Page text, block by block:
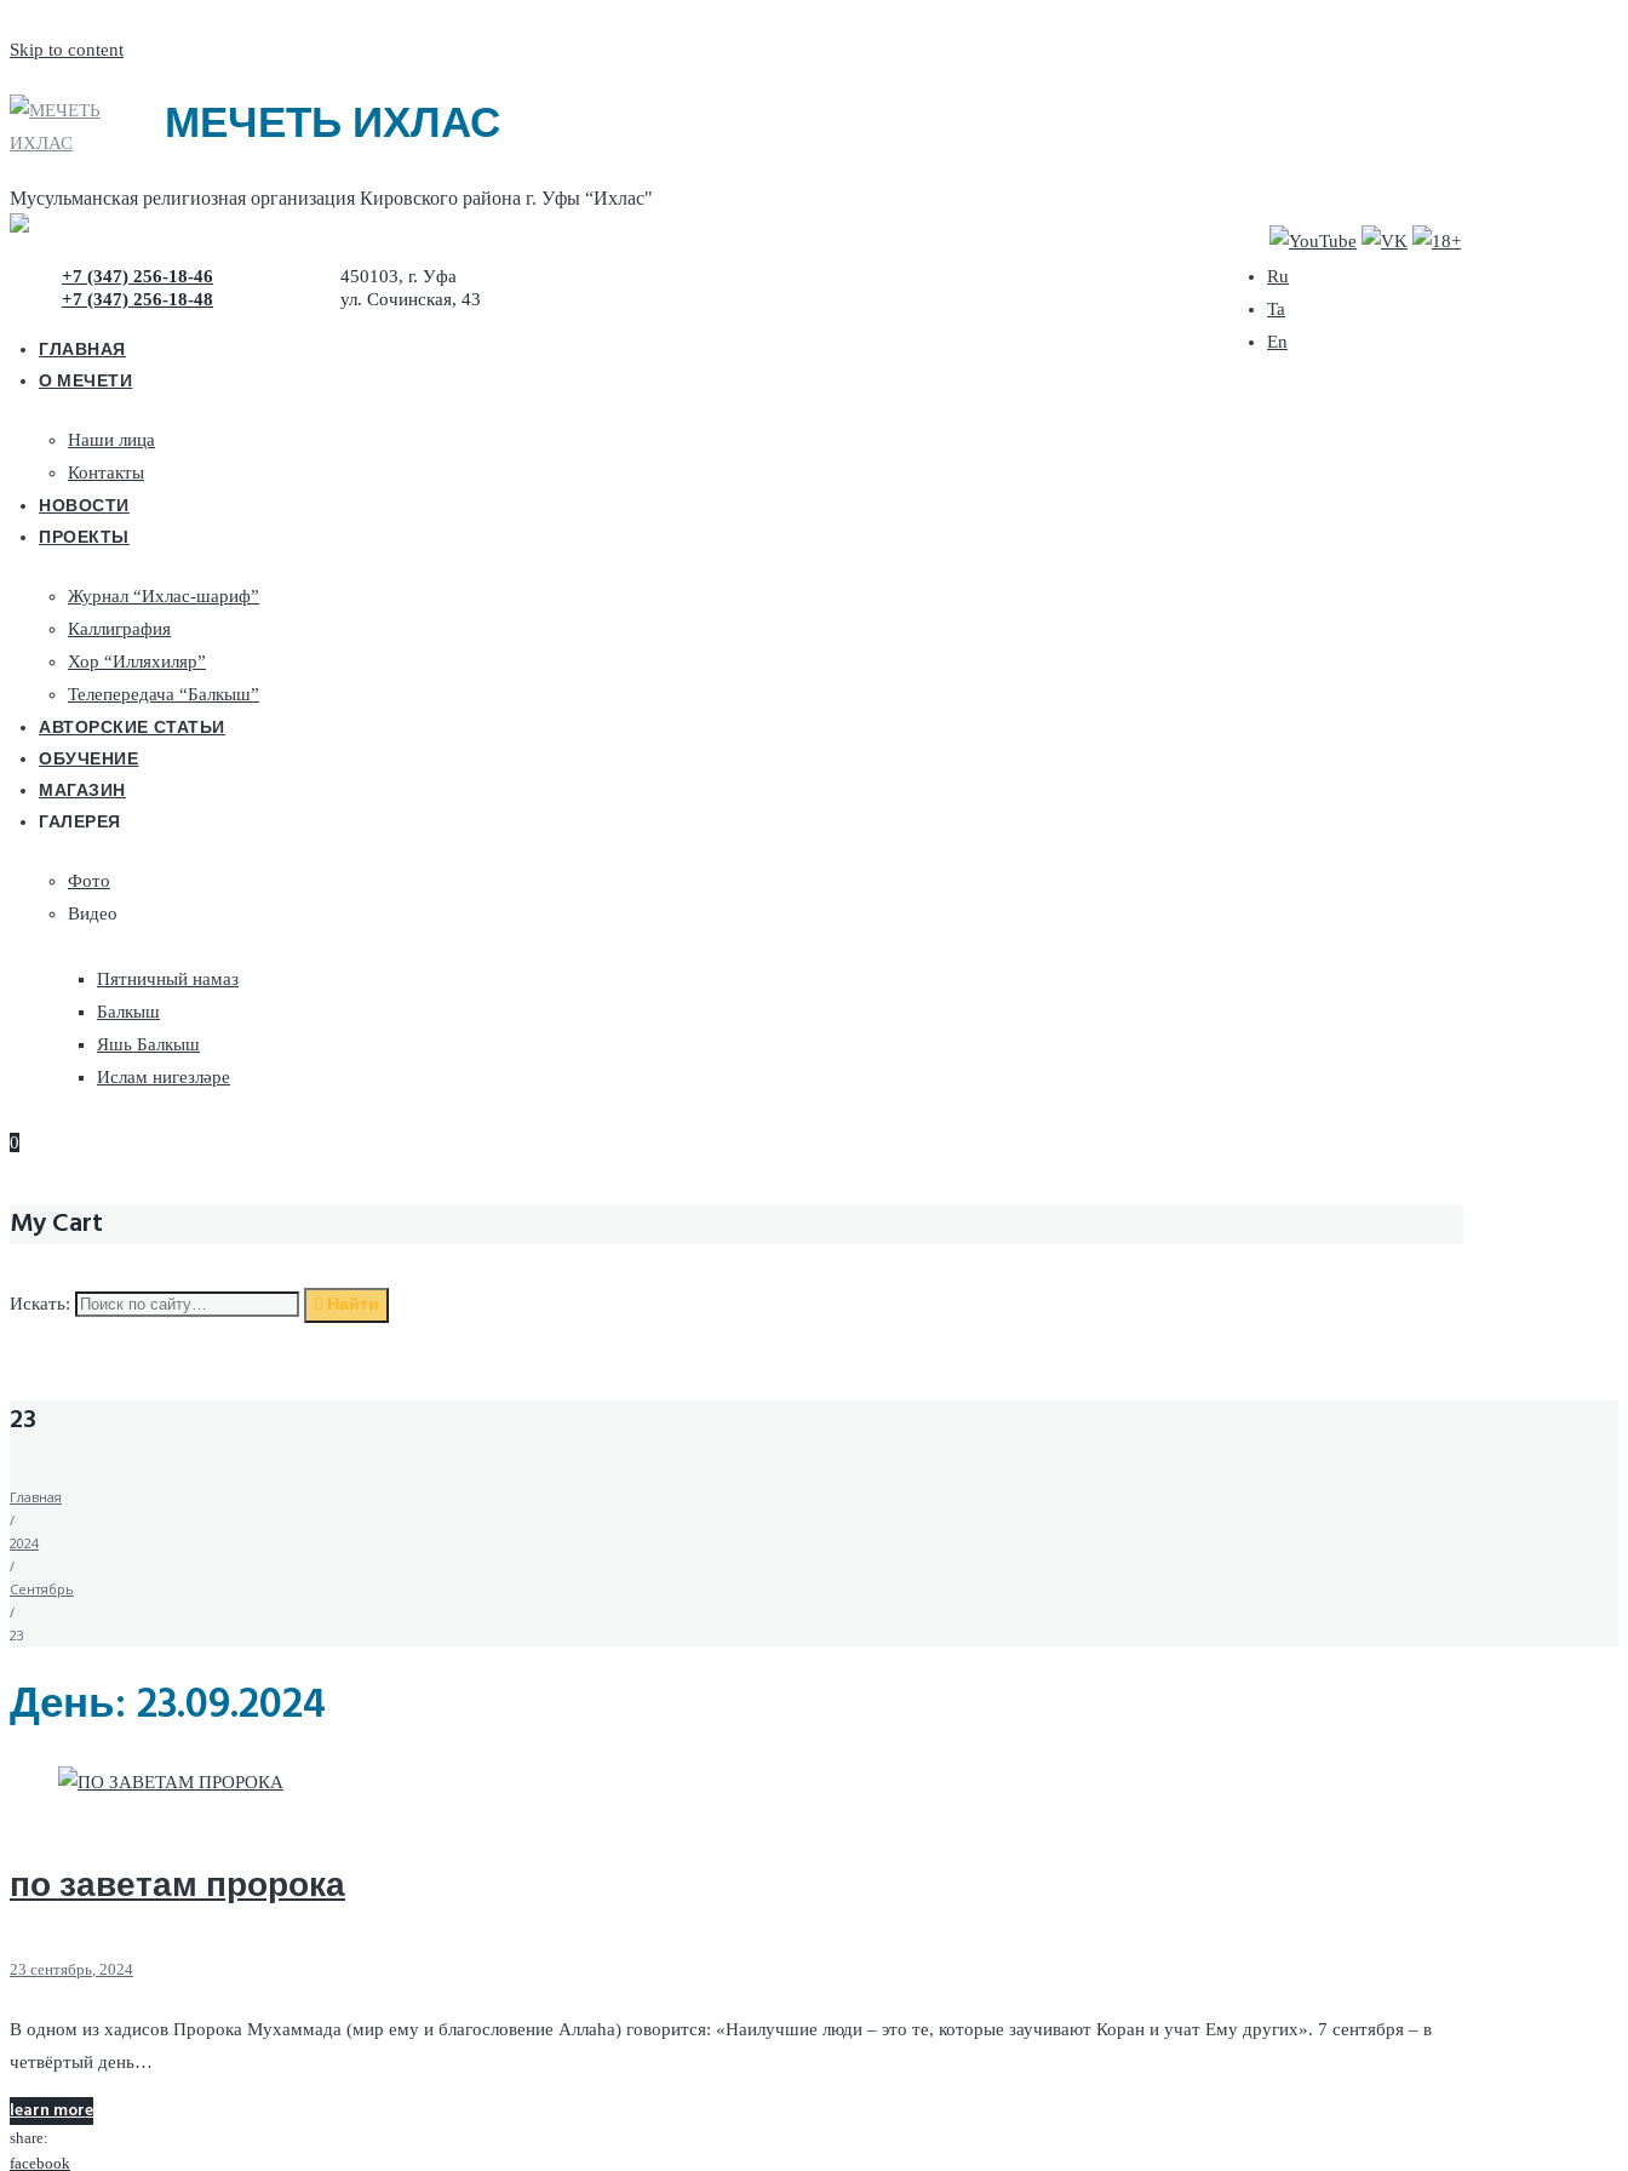
Skip to content
МЕЧЕТЬ ИХЛАС
Мусульманская религиозная организация Кировского района г. Уфы “Ихлас"
+7 (347) 256-18-46
+7 (347) 256-18-48
450103, г. Уфа
ул. Сочинская, 43
Ru
Ta
En
ГЛАВНАЯ
О МЕЧЕТИ
Наши лица
Контакты
НОВОСТИ
ПРОЕКТЫ
Журнал “Ихлас-шариф”
Каллиграфия
Хор “Илляхиляр”
Телепередача “Балкыш”
АВТОРСКИЕ СТАТЬИ
ОБУЧЕНИЕ
МАГАЗИН
ГАЛЕРЕЯ
Фото
Видео
Пятничный намаз
Балкыш
Яшь Балкыш
Ислам нигезләре
0
My Cart
Искать: Найти
23
Главная
/
2024
/
Сентябрь
/
23
День: 23.09.2024
по заветам пророка
23 сентябрь, 2024
В одном из хадисов Пророка Мухаммада (мир ему и благословение Аллаһа) говорится: «Наилучшие люди – это те, которые заучивают Коран и учат Ему других». 7 сентября – в
четвёртый день…
learn more
share:
facebook